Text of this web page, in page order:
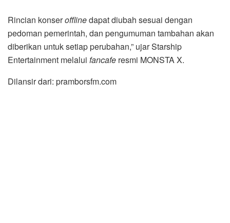
Rincian konserofflinedapat diubah sesuai dengan
pedoman pemerintah, dan pengumuman tambahan akan
diberikan untuk setiap perubahan,” ujar Starship
Entertainment melalui fancafe resmi MONSTA X.
Dilansir dari: pramborsfm.com